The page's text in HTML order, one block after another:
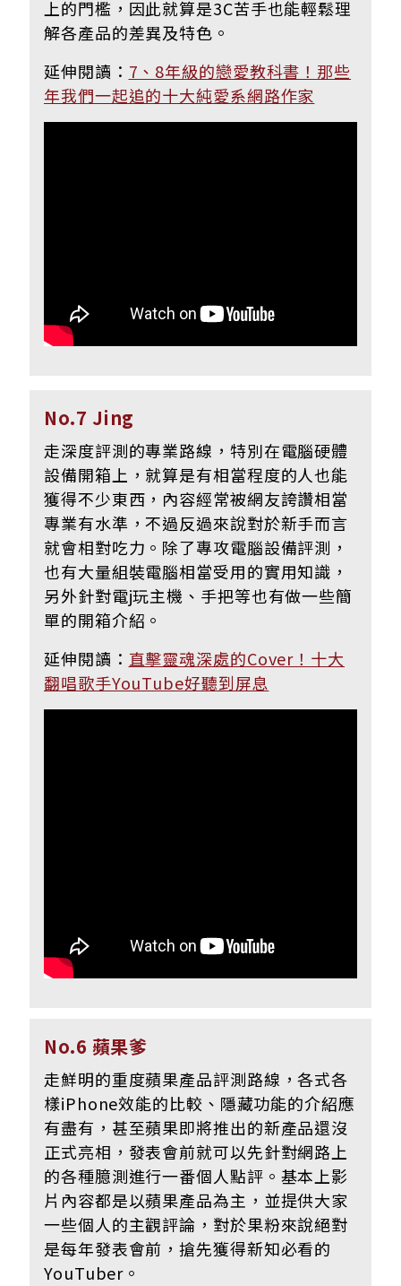
上的門檻，因此就算是3C苦手也能輕鬆理
解各產品的差異及特色。
延伸閱讀： 7、8年級的戀愛教科書！那些
年我們一起追的十大純愛系網路作家
No.7 Jing
走深度評測的專業路線，特別在電腦硬體
設備開箱上，就算是有相當程度的人也能
獲得不少東西，內容經常被網友誇讚相當
專業有水準，不過反過來說對於新手而言
就會相對吃力。除了專攻電腦設備評測，
也有大量組裝電腦相當受用的實用知識，
另外針對電j玩主機、手把等也有做一些簡
單的開箱介紹。
延伸閱讀： 直擊靈魂深處的Cover！十大
翻唱歌手YouTube好聽到屏息
No.6 蘋果爹
走鮮明的重度蘋果產品評測路線，各式各
樣iPhone效能的比較、隱藏功能的介紹應
有盡有，甚至蘋果即將推出的新產品還沒
正式亮相，發表會前就可以先針對網路上
的各種臆測進行一番個人點評。基本上影
片內容都是以蘋果產品為主，並提供大家
一些個人的主觀評論，對於果粉來說絕對
是每年發表會前，搶先獲得新知必看的
YouTuber。